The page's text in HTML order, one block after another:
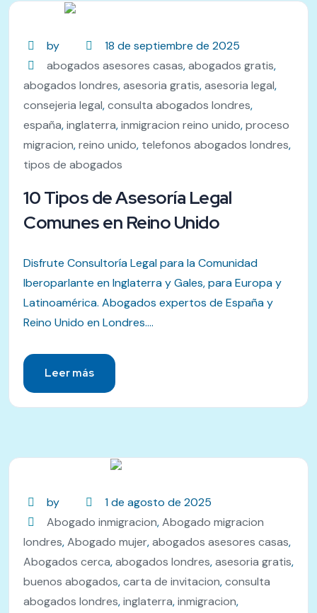
by
18 de septiembre de 2025
abogados asesores casas,abogados gratis,
abogados londres,asesoria gratis,asesoria legal,
consejeria legal,consulta abogados londres,
españa,inglaterra,inmigracion reino unido,proceso
migracion,reino unido, telefonos abogados londres,
tipos de abogados
10 Tipos de Asesoría Legal
Comunes en Reino Unido
Disfrute Consultoría Legal para la Comunidad
Iberoparlante en Inglaterra y Gales, para Europa y
Latinoamérica. Abogados expertos de España y
Reino Unido en Londres....
Leer más
by
1 de agosto de 2025
Abogado inmigracion,Abogado migracion
londres,Abogado mujer,abogados asesores casas,
Abogados cerca,abogados londres,asesoria gratis,
buenos abogados,carta de invitacion,consulta
abogados londres,inglaterra,inmigracion,